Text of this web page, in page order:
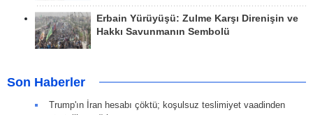
Erbain Yürüyüşü: Zulme Karşı Direnişin ve
Hakkı Savunmanın Sembolü
Son Haberler
Trump'ın İran hesabı çöktü; koşulsuz teslimiyet vaadinden